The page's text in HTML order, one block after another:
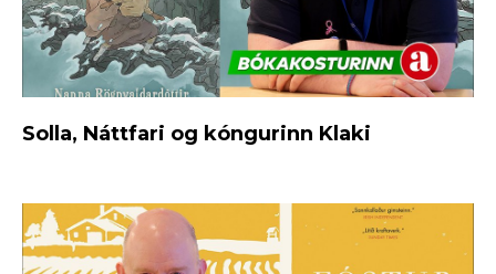
Solla, Náttfari og kóngurinn Klaki